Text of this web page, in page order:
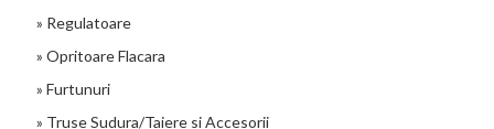
» Regulatoare
» Opritoare Flacara
» Furtunuri
» Truse Sudura/Taiere si Accesorii